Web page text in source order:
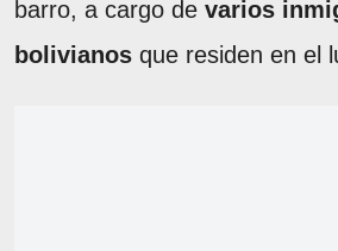
barro, a cargo de varios
bolivianos que residen en el